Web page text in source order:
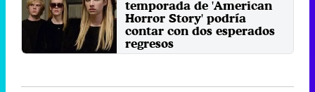
(hace 49 segundos)
temporada de 'American
Horror Story' podría
contar con dos esperados
regresos
Ryan Murphy adelanta posibles